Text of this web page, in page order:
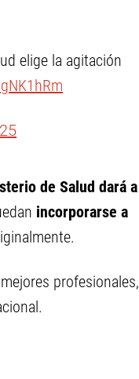
elige la agitación
de Salud dará a
incorporarse a
profesionales,